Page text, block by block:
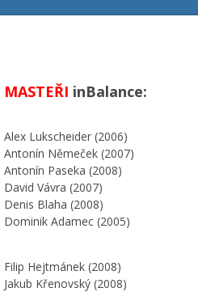
MASTEŘI inBalance:
Alex Lukscheider (2006)
Antonín Němeček (2007)
Antonín Paseka (2008)
David Vávra (2007)
Denis Blaha (2008)
Dominik Adamec (2005)
Filip Hejtmánek (2008)
Jakub Křenovský (2008)